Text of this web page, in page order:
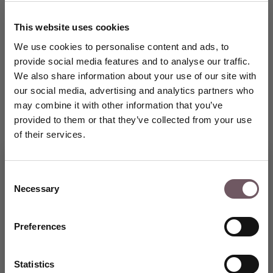
This website uses cookies
We use cookies to personalise content and ads, to
provide social media features and to analyse our traffic.
We also share information about your use of our site with
our social media, advertising and analytics partners who
may combine it with other information that you’ve
provided to them or that they’ve collected from your use
of their services.
Selection
Necessary
Preferences
Statistics
DPD. Doručení do schránky na balíky. Zdarma
Odhadované datum doručení: 17.08.2026
DPD. Doručení na adresu. Zdarma
Odhadované datum doručení: 17.08.2026
FedEx. Doručení na adresu. Zdarma
Odhadované datum doručení: 17.08.2026
speciální slevu 5 % na svůj první
VYTVOŘTE SI ÚČET